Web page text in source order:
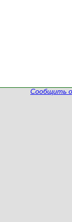
Сообщить о